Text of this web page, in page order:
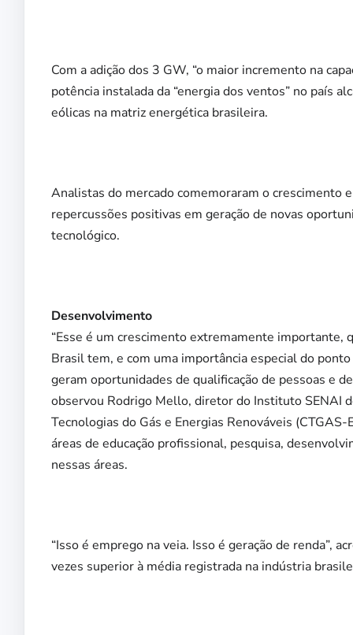
Com a adição dos 3 GW, “o maior incremento na
potência instalada da “energia dos ventos” no país
eólicas na matriz energética brasileira.
Analistas do mercado comemoraram o crescimento
repercussões positivas em geração de novas
tecnológico.
Desenvolvimento
“Esse é um crescimento extremamente importante,
Brasil tem, e com uma importância especial do
geram oportunidades de qualificação de pessoas e
observou Rodrigo Mello, diretor do Instituto SENAI
Tecnologias do Gás e Energias Renováveis
áreas de educação profissional, pesquisa,
nessas áreas.
“Isso é emprego na veia. Isso é geração de renda”,
vezes superior à média registrada na indústria